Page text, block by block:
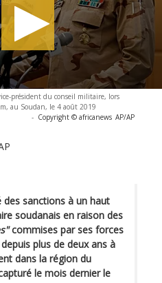
président du conseil militaire, lors
au Soudan, le 4 août 2019
- Copyright © africanews AP/AP
des sanctions à un haut
soudanais en raison des
commises par ses forces
plus de deux ans à
dans la région du
le mois dernier le